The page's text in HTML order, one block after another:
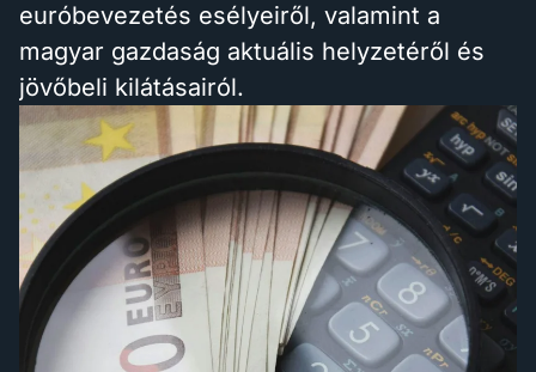
euróbevezetés esélyeiről, valamint a
magyar gazdaság aktuális helyzetéről és
jövőbeli kilátásairól.